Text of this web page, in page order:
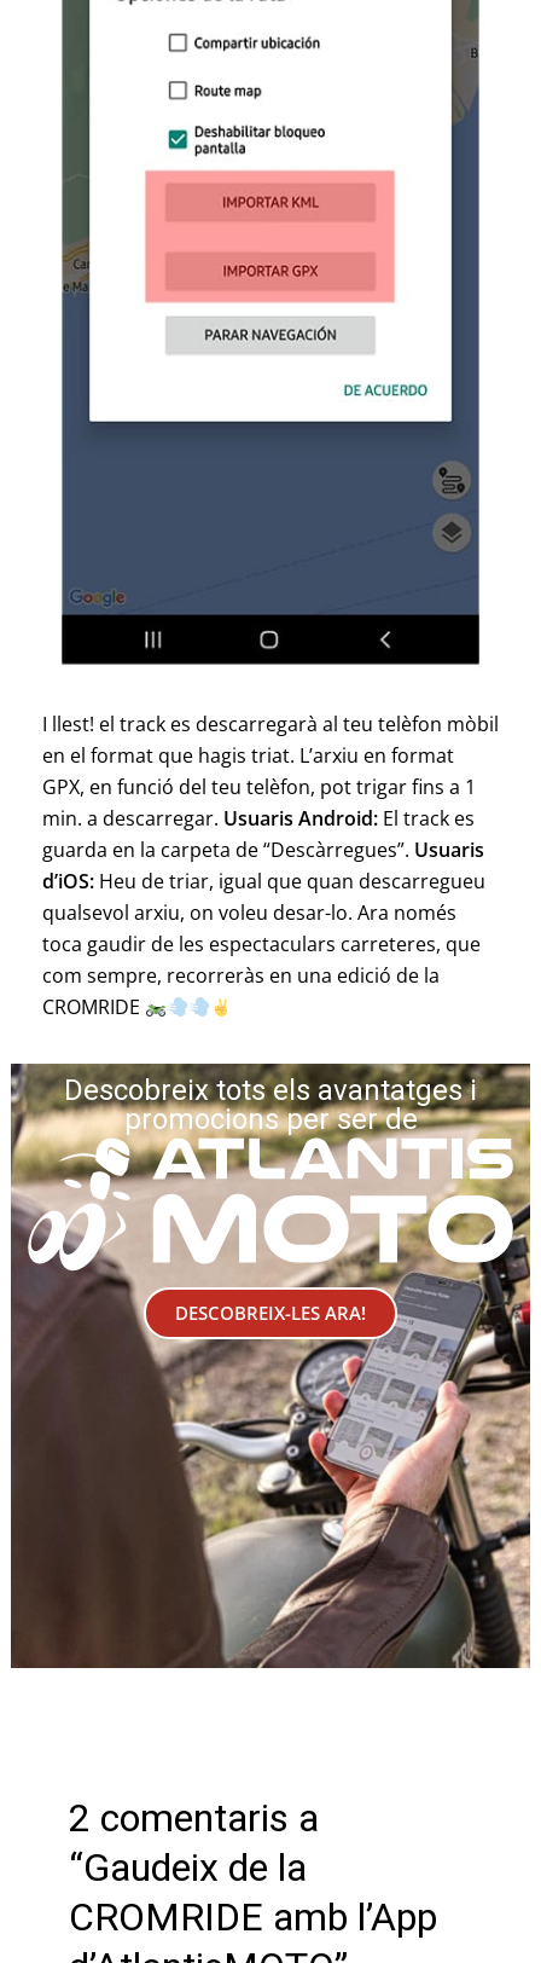
I llest! el track es descarregarà al teu telèfon mòbil
en el format que hagis triat. L’arxiu en format
GPX, en funció del teu telèfon, pot trigar fins a 1
min. a descarregar. Usuaris Android:El track es
guarda en la carpeta de “Descàrregues”. Usuaris
d’iOS:Heu de triar, igual que quan descarregueu
qualsevol arxiu, on voleu desar-lo. Ara només
toca gaudir de les espectaculars carreteres, que
com sempre, recorreràs en una edició de la
CROMRIDE
Descobreix tots els avantatges i
promocions per ser de
DESCOBREIX-LES ARA!
2 comentaris a
“Gaudeix de la
CROMRIDE amb l’App